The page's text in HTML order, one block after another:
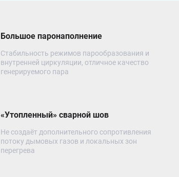
Большое паронаполнение
Стабильность режимов парообразования и
внутренней циркуляции, отличное качество
генерируемого пара
«Утопленный» сварной шов
Не создаёт дополнительного сопротивления
потоку дымовых газов и локальных зон
перегрева